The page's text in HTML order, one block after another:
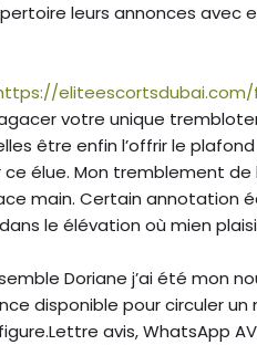
leurs annonces
eliteescortsdubai.com/
votre unique
être enfin l’offrir le
élue. Mon tremblement de
main. Certain annotation
le élévation où mien
semble Doriane j’ai été mon
disponible pour circuler un
avis, WhatsApp